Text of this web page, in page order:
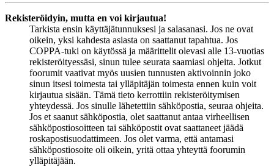
Rekisteröidyin, mutta en voi kirjautua!
Tarkista ensin käyttäjätunnuksesi ja salasanasi. Jos ne ovat
oikein, yksi kahdesta asiasta on saattanut tapahtua. Jos
COPPA-tuki on käytössä ja määrittelit olevasi alle 13-vuotias
rekisteröityessäsi, sinun tulee seurata saamiasi ohjeita. Jotkut
foorumit vaativat myös uusien tunnusten aktivoinnin joko
sinun itsesi toimesta tai ylläpitäjän toimesta ennen kuin voit
kirjautua sisään. Tämä tieto kerrottiin rekisteröitymisen
yhteydessä. Jos sinulle lähetettiin sähköpostia, seuraa ohjeita.
Jos et saanut sähköpostia, olet saattanut antaa virheellisen
sähköpostiosoitteen tai sähköpostit ovat saattaneet jäädä
roskapostisuodattimeen. Jos olet varma, että antamasi
sähköpostiosoite oli oikein, yritä ottaa yhteyttä foorumin
ylläpitäjään.